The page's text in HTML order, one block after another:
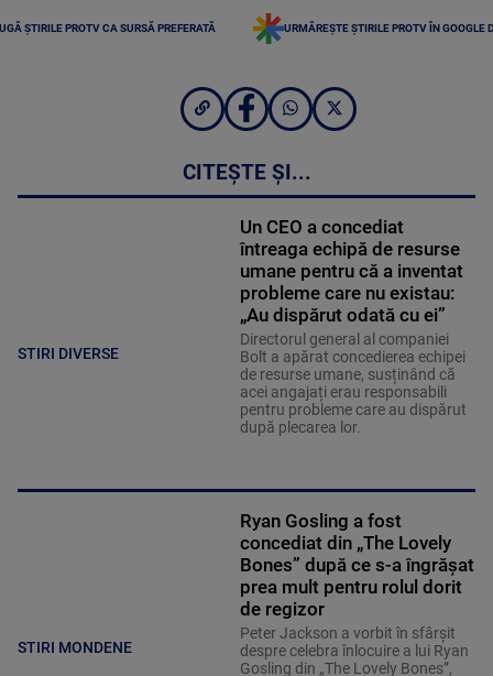
ȘTIRILE PROTV CA SURSĂ PREFERATĂ URMĂREȘTE ȘTIRILE PROTV ÎN GOOGLE
CITEȘTE ȘI...
STIRI DIVERSE
Un CEO a concediat
întreaga echipă de resurse
umane pentru că a inventat
probleme care nu existau:
„Au dispărut odată cu ei”
Directorul general al companiei
Bolt a apărat concedierea echipei
de resurse umane, susținând că
acei angajați erau responsabili
pentru probleme care au dispărut
după plecarea lor.
STIRI MONDENE
Ryan Gosling a fost
concediat din „The Lovely
Bones” după ce s-a îngrăşat
prea mult pentru rolul dorit
de regizor
Peter Jackson a vorbit în sfârşit
despre celebra înlocuire a lui Ryan
Gosling din „The Lovely Bones”,